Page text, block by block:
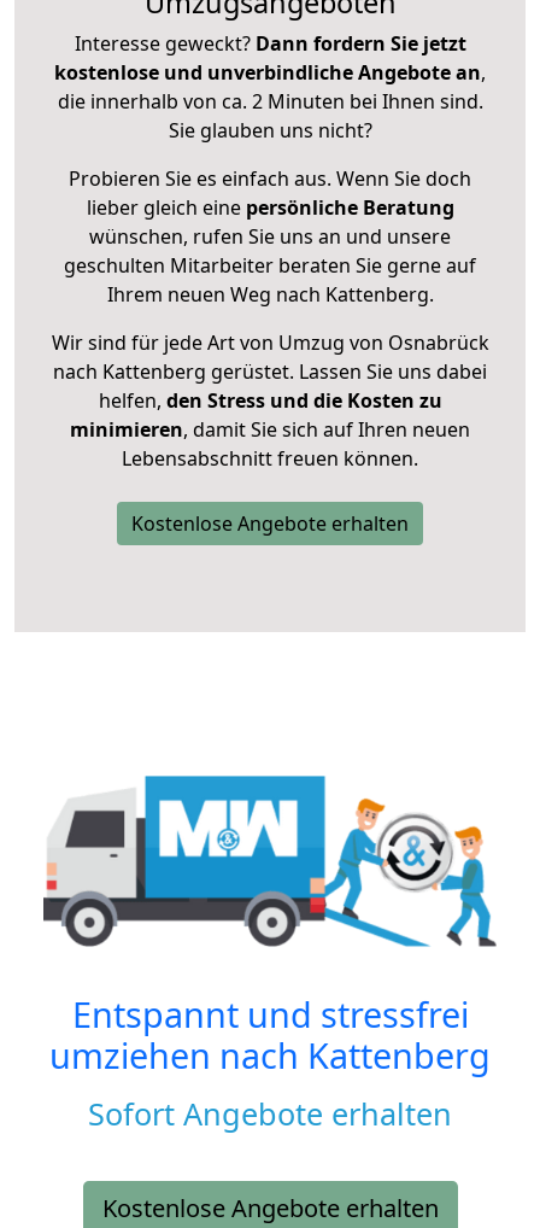
Interesse geweckt? Dann fordern Sie jetzt
kostenlose und unverbindliche Angebote an,
die innerhalb von ca. 2 Minuten bei Ihnen sind.
Sie glauben uns nicht?
Probieren Sie es einfach aus. Wenn Sie doch
lieber gleich eine persönliche Beratung
wünschen, rufen Sie uns an und unsere
geschulten Mitarbeiter beraten Sie gerne auf
Ihrem neuen Weg nach Kattenberg.
Wir sind für jede Art von Umzug von Osnabrück
nach Kattenberg gerüstet. Lassen Sie uns dabei
helfen, den Stress und die Kosten zu
minimieren, damit Sie sich auf Ihren neuen
Lebensabschnitt freuen können.
Kostenlose Angebote erhalten
Entspannt und stressfrei
umziehen nach Kattenberg
Sofort Angebote erhalten
Kostenlose Angebote erhalten